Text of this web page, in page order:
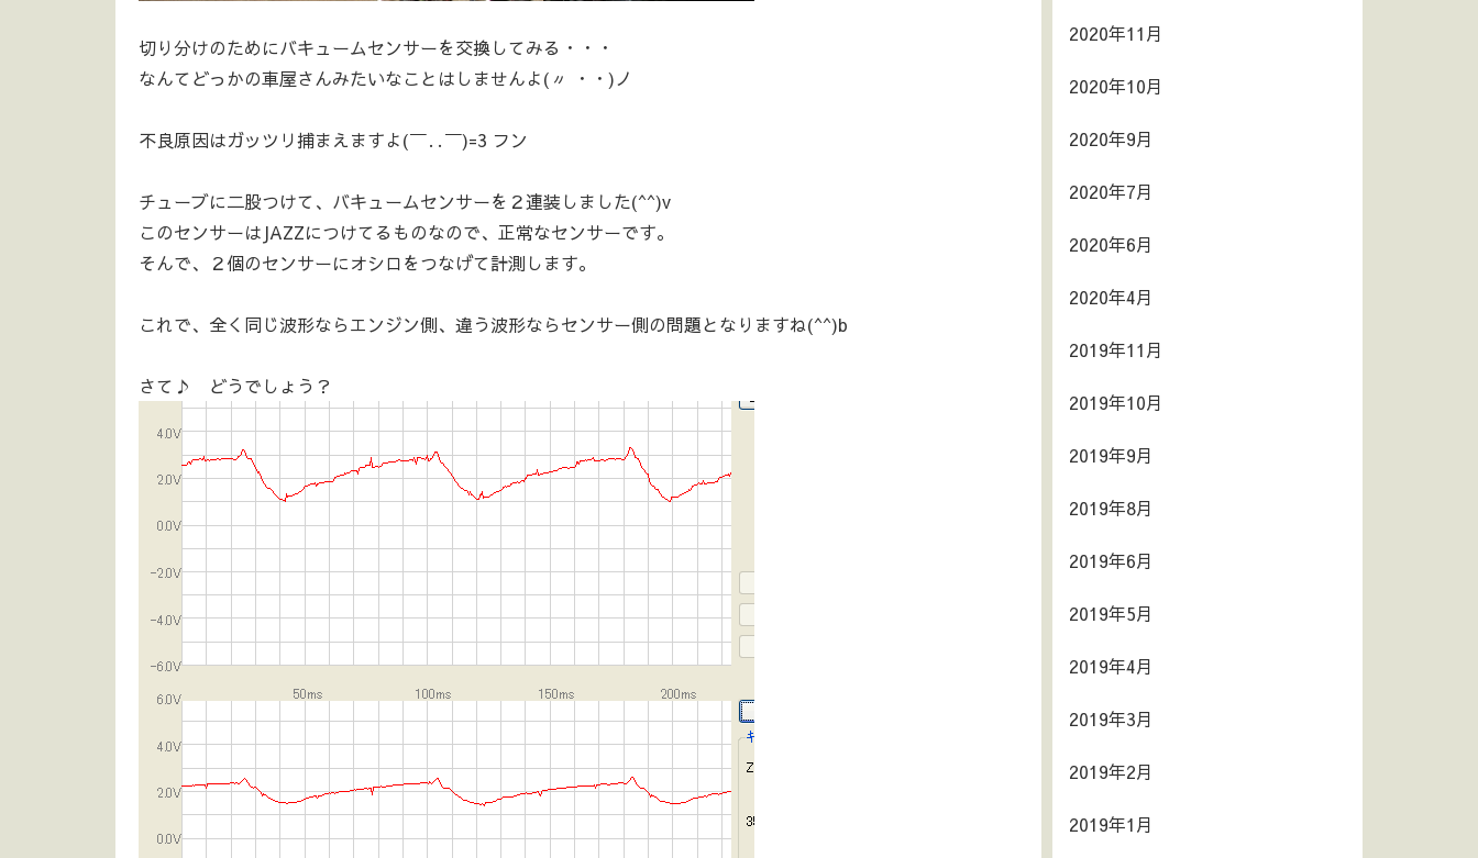
切り分けのためにバキュームセンサーを交換してみる・・・
なんてどっかの車屋さんみたいなことはしませんよ(〃 ・・)ノ
不良原因はガッツリ捕まえますよ(￣‥￣)=3 フン
チューブに二股つけて、バキュームセンサーを２連装しました(^^)v
このセンサーはJAZZにつけてるものなので、正常なセンサーです。
そんで、２個のセンサーにオシロをつなげて計測します。
これで、全く同じ波形ならエンジン側、違う波形ならセンサー側の問題となりますね(^^)b
さて♪ どうでしょう？
2020年11月
2020年10月
2020年9月
2020年7月
2020年6月
2020年4月
2019年11月
2019年10月
2019年9月
2019年8月
2019年6月
2019年5月
2019年4月
2019年3月
2019年2月
2019年1月